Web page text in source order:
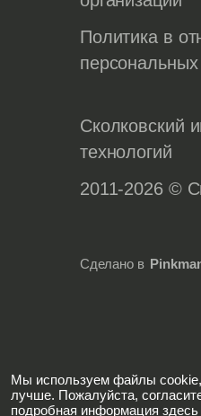
Политика в
Сколковский
технологий
2011-2026 ©
Сделано в
Мы используем файлы
лучше. Пожалуйста,
подробная информация здесь